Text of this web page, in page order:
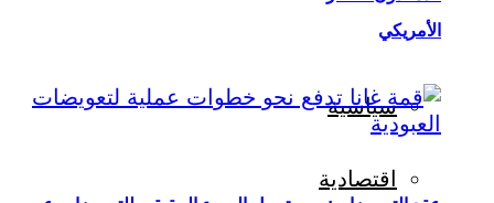
سياسية
اقتصادية
الأمريكي